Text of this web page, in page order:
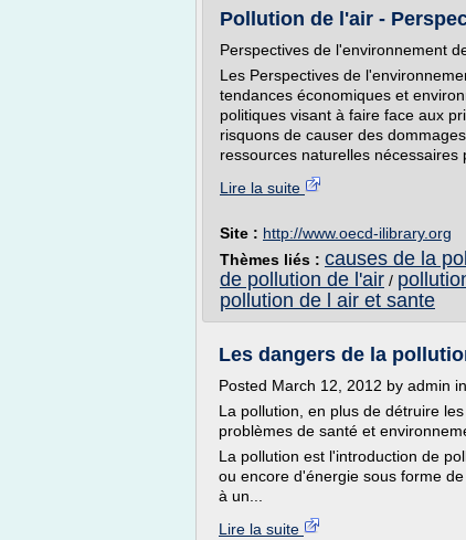
Pollution de l'air -
Perspectives de l'environnement
Les Perspectives de
tendances économiques et
politiques visant à faire face aux
risquons de causer des
ressources naturelles nécessaires
Lire la suite
Site : http://www.oecd-ilibrary.org
Thèmes liés : causes de la
de pollution de l'air /
pollution de l air et sante
Les dangers de la
Posted March 12, 2012 by admin
La pollution, en plus de détruire
problèmes de santé et
La pollution est l'introduction de
ou encore d'énergie sous forme
à un...
Lire la suite